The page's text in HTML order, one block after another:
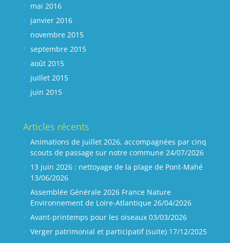
mai 2016
janvier 2016
novembre 2015
septembre 2015
août 2015
juillet 2015
juin 2015
Articles récents
Animations de juillet 2026, accompagnées par cinq
scouts de passage sur notre commune 24/07/2026
13 juin 2026 : nettoyage de la plage de Pont-Mahé
13/06/2026
Assemblée Générale 2026 France Nature
Environnement de Loire-Atlantique 26/04/2026
Avant-printemps pour les oiseaux 03/03/2026
Verger patrimonial et participatif (suite) 17/12/2025